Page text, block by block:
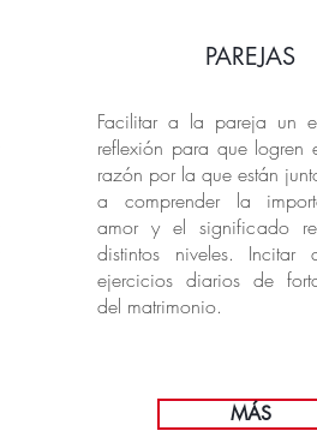
PAREJAS
Facilitar a la pareja un
reflexión para que logren
razón por la que están
a comprender la
amor y el significado
distintos niveles. Incitar
ejercicios diarios de
del matrimonio.
MÁS